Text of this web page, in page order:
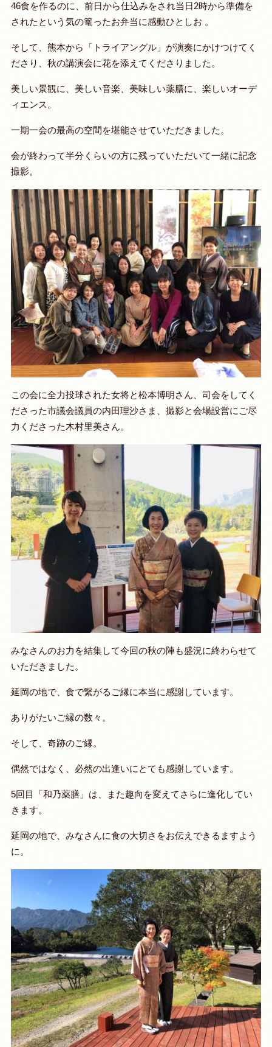
46食を作るのに、前日から仕込みをされ当日2時から準備を
されたという気の篭ったお弁当に感動ひとしお 。
そして、熊本から「トライアングル」が演奏にかけつけてく
ださり、秋の講演会に花を添えてくださりました。
美しい景観に、美しい音楽、美味しい薬膳に、楽しいオーデ
ィエンス。
一期一会の最高の空間を堪能させていただきました。
会が終わって半分くらいの方に残っていただいて一緒に記念
撮影。
この会に全力投球された女将と松本博明さん、司会をしてく
ださった市議会議員の内田理沙さま、撮影と会場設営にご尽
力くださった木村里美さん。
みなさんのお力を結集して今回の秋の陣も盛況に終わらせて
いただきました。
延岡の地で、食で繋がるご縁に本当に感謝しています。
ありがたいご縁の数々。
そして、奇跡のご縁。
偶然ではなく、必然の出逢いにとても感謝しています。
5回目「和乃薬膳」は、また趣向を変えてさらに進化してい
きます。
延岡の地で、みなさんに食の大切さをお伝えできるますよう
に。